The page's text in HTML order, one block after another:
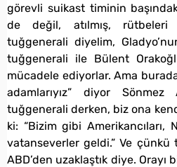
görevli suikast timinin
de değil, atılmış, rütbeleri
tuğgenerali diyelim,
tuğgenerali ile Bülent
mücadele ediyorlar. Ama
adamlarıyız” diyor Sönmez
tuğgenerali derken, biz ona
ki: “Bizim gibi Amerikancıları,
vatanseverler geldi.” Ve çünkü
ABD’den uzaklaştık diye. Orayı